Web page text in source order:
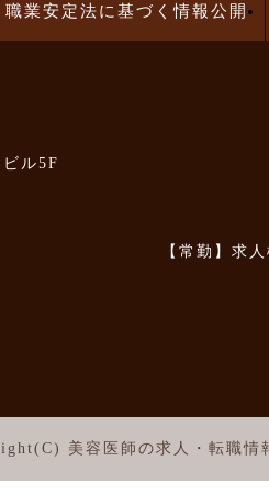
職業安定法に基づく情報公開
ル5F
【常勤】求
美容医師の求人・転職情